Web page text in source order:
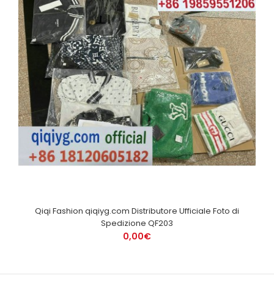
Qiqi Fashion qiqiyg.com Distributore Ufficiale Foto di
Spedizione QF203
0,00€